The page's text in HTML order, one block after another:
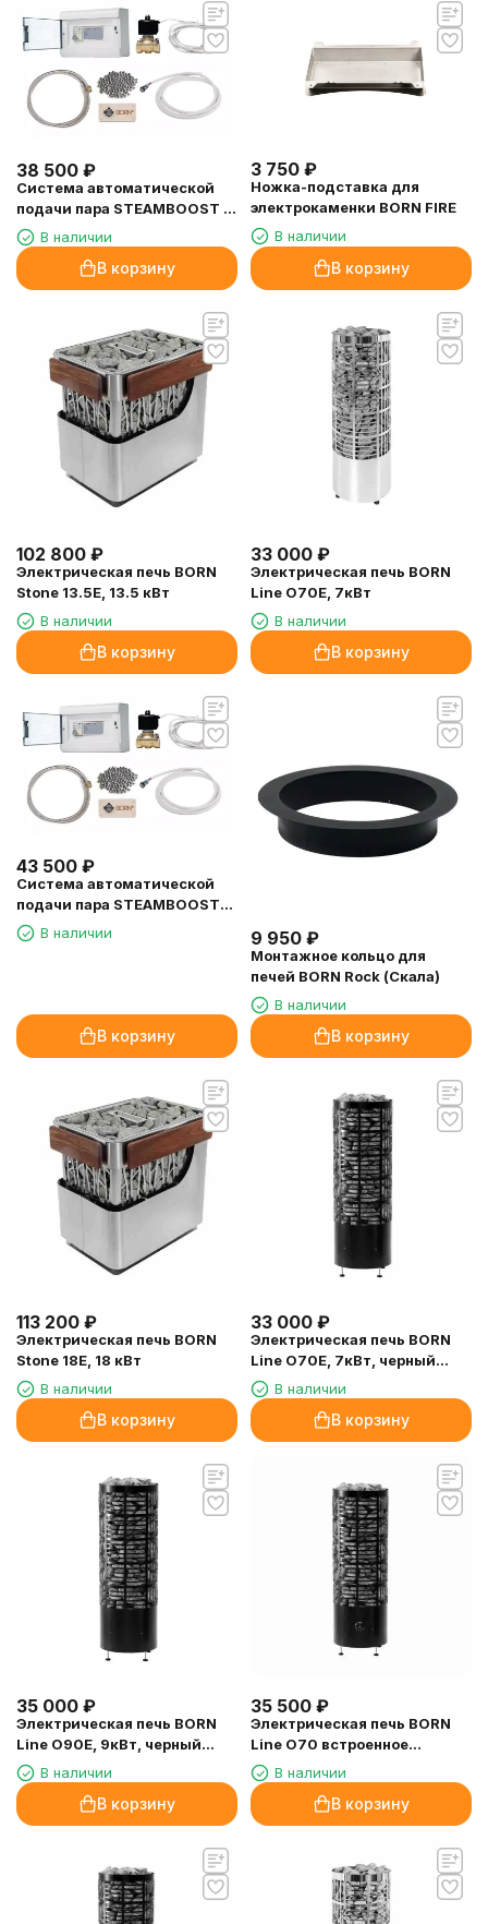
38 500 ₽
Система автоматической
подачи пара STEAMBOOST -
автоматическое (реле
времени)
В наличии
В корзину
3 750 ₽
Ножка-подставка для
электрокаменки BORN FIRE
В наличии
В корзину
102 800 ₽
Электрическая печь BORN
Stone 13.5E, 13.5 кВт
В наличии
В корзину
33 000 ₽
Электрическая печь BORN
Line O70Е, 7кВт
В наличии
В корзину
43 500 ₽
Система автоматической
подачи пара STEAMBOOST
MAX - автоматическое (реле
времени)
В наличии
В корзину
9 950 ₽
Монтажное кольцо для
печей BORN Rock (Скала)
В наличии
В корзину
113 200 ₽
Электрическая печь BORN
Stone 18E, 18 кВт
В наличии
В корзину
33 000 ₽
Электрическая печь BORN
Line O70Е, 7кВт, черный
(матовый)
В наличии
В корзину
35 000 ₽
Электрическая печь BORN
Line O90Е, 9кВт, черный
(матовый)
В наличии
В корзину
35 500 ₽
Электрическая печь BORN
Line O70 встроенное
управление, 7кВт, черный
(матовый)
В наличии
В корзину